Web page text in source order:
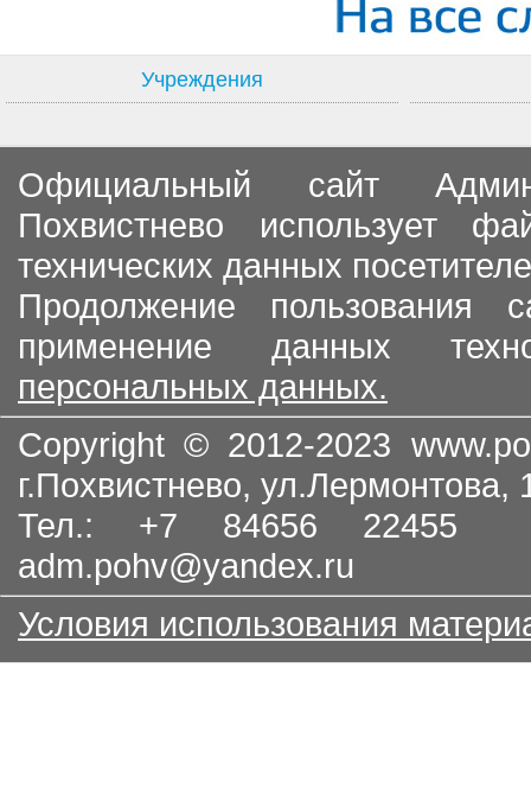
Учреждения
Официальный сайт
Похвистнево использует
технических данных
Продолжение пользования
применение данных
персональных данных.
Copyright © 2012-2023
г.Похвистнево, ул.Лермонтова,
Тел.: +7 84656
adm.pohv@yandex.ru
Условия использования